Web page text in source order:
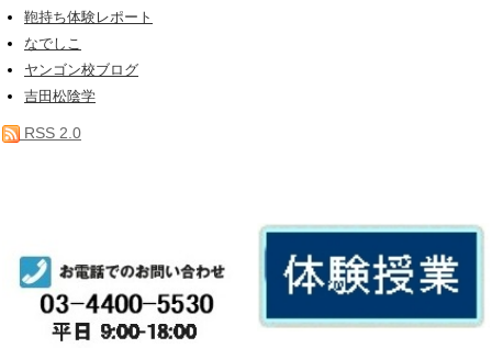
鞄持ち体験レポート
なでしこ
ヤンゴン校ブログ
吉田松陰学
RSS 2.0